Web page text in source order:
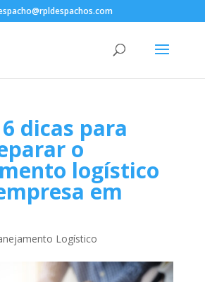
dicas para
o
logístico
em
Logístico